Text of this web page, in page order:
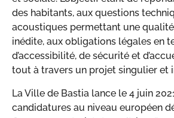
des habitants, aux questions
acoustiques permettant une
inédite, aux obligations légales en
d’accessibilité, de sécurité et
tout à travers un projet singulier et
La Ville de Bastia lance le 4 juin
candidatures au niveau européen